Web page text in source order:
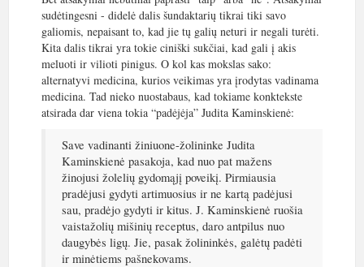
sudėtingesni - didelė dalis šundaktarių tikrai tiki savo
galiomis, nepaisant to, kad jie tų galių neturi ir negali turėti.
Kita dalis tikrai yra tokie ciniški sukčiai, kad gali į akis
meluoti ir vilioti pinigus. O kol kas mokslas sako:
alternatyvi medicina, kurios veikimas yra įrodytas vadinama
medicina. Tad nieko nuostabaus, kad tokiame konktekste
atsirada dar viena tokia “padėjėja” Judita Kaminskienė:
Save vadinanti žiniuone-žolininke Judita
Kaminskienė pasakoja, kad nuo pat mažens
žinojusi žolelių gydomąjį poveikį. Pirmiausia
pradėjusi gydyti artimuosius ir ne kartą padėjusi
sau, pradėjo gydyti ir kitus. J. Kaminskienė ruošia
vaistažolių mišinių receptus, daro antpilus nuo
daugybės ligų. Jie, pasak žolininkės, galėtų padėti
ir minėtiems pašnekovams.